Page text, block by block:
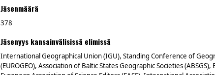
Jäsenmäärä
378
Jäsenyys kansainvälisissä elimissä
International Geographical Union (IGU), Standing Conference of
(EUROGEO), Association of Baltic States Geographic Societies